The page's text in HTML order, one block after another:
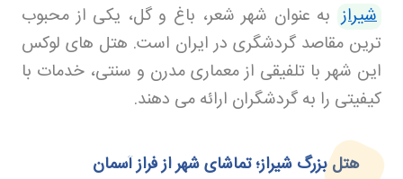
شیراز به عنوان شهر شعر، باغ و گل، یکی از محبوب
ترین مقاصد گردشگری در ایران است. هتل های لوکس
این شهر با تلفیقی از معماری مدرن و سنتی، خدمات با
کیفیتی را به گردشگران ارائه می دهند.
هتل بزرگ شیراز؛ تماشای شهر از فراز آسمان